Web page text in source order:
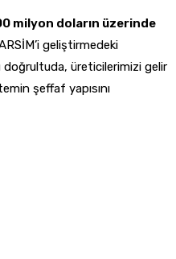
milyon doların üzerinde
geliştirmedeki
doğrultuda, üreticilerimizi gelir
şeffaf yapısını